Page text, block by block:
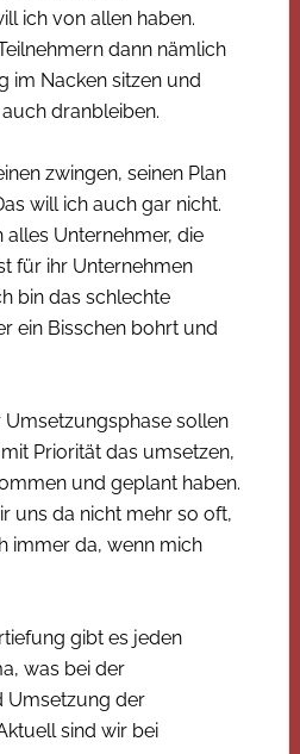
ich von allen haben.
dann nämlich
im Nacken sitzen und
dranbleiben.
zwingen, seinen Plan
will ich auch gar nicht.
alles Unternehmer, die
für ihr Unternehmen
bin das schlechte
ein Bisschen bohrt und
Umsetzungsphase sollen
Priorität das umsetzen,
und geplant haben.
uns da nicht mehr so oft,
immer da, wenn mich
gibt es jeden
was bei der
Umsetzung der
sind wir bei